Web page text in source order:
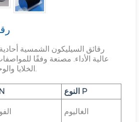
رقائق السيليكون الشمسية
عالية الأداء. مصنعة وفقًا
الخلايا والوحدات الكهروضوئية.
النوع N
النوع P
الغاليوم